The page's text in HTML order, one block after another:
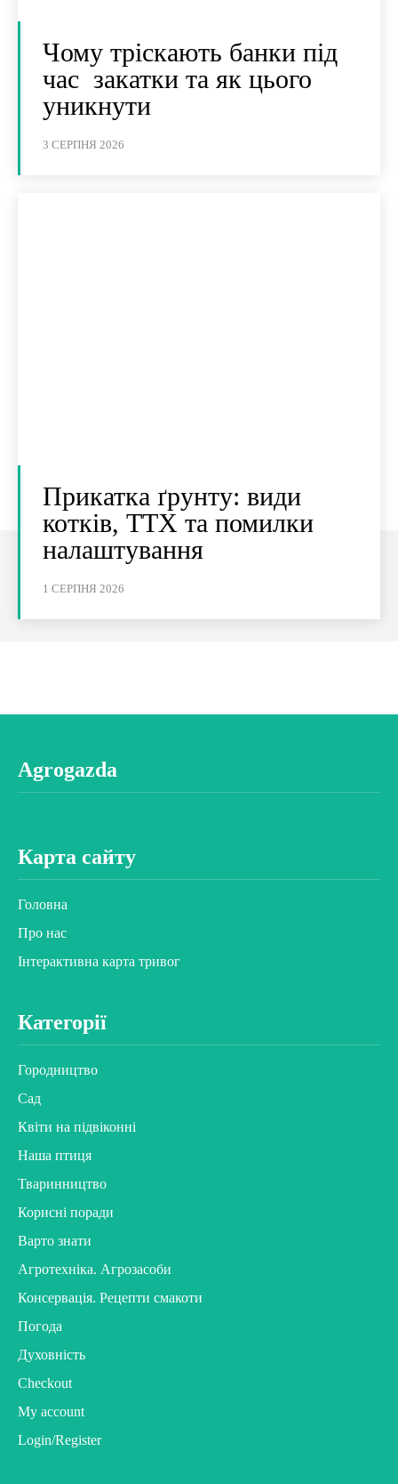
Чому тріскають банки під
час закатки та як цього
уникнути
3 СЕРПНЯ 2026
Прикатка ґрунту: види
котків, ТТХ та помилки
налаштування
1 СЕРПНЯ 2026
Agrogazda
Карта сайту
Головна
Про нас
Інтерактивна карта тривог
Категорії
Городництво
Сад
Квіти на підвіконні
Наша птиця
Тваринництво
Корисні поради
Варто знати
Агротехніка. Агрозасоби
Консервація. Рецепти смакоти
Погода
Духовність
Checkout
My account
Login/Register